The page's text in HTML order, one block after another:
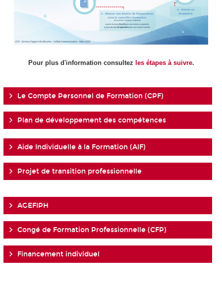
Pour plus d'information consultez les étapes à suivre.
Le Compte Personnel de Formation (CPF)
Plan de développement des compétences
Aide Individuelle à la Formation (AIF)
Projet de transition professionnelle
AGEFIPH
Congé de Formation Professionnelle (CFP)
Financement individuel